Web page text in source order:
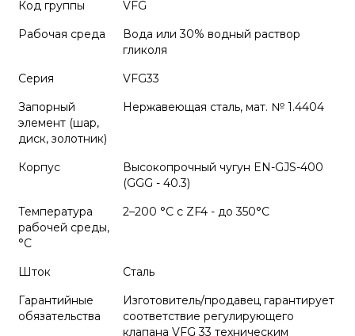
Код группы
VFG
Рабочая среда
Вода или 30% водный раствор
гликоля
Серия
VFG33
Запорный
элемент (шар,
диск, золотник)
Нержавеющая сталь, мат. № 1.4404
Корпус
Высокопрочный чугун EN-GJS-400
(GGG - 40.3)
Температура
рабочей среды,
°С
2–200 °С с ZF4 - до 350°С
Шток
Cталь
Гарантийные
обязательства
Изготовитель/продавец гарантирует
соответствие регулирующего
клапана VFG 33 техническим